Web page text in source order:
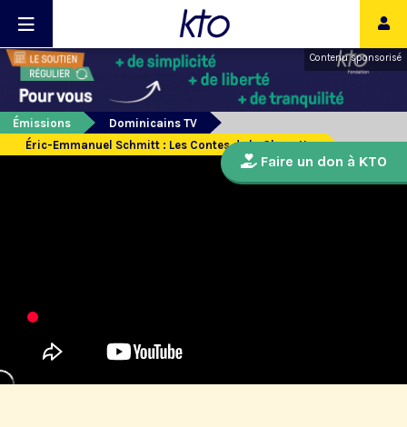
Contenu sponsorisé
Émissions
Dominicains TV
Éric-Emmanuel Schmitt : Les Contes de la Chouette
Faire un don à KTO